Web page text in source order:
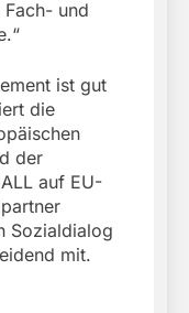
und
ist gut
die
der
auf EU-
Sozialdialog
mit.